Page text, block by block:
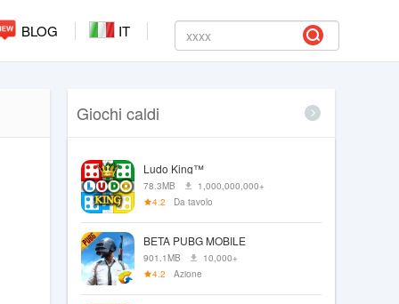
BLOG IT
Giochi caldi
Ludo King™
78.3MB
1,000,000,000+
4.2
Da tavolo
BETA PUBG MOBILE
901.1MB
10,000+
4.2
Azione